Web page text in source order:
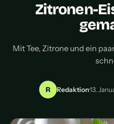
Zitronen-
Mit Tee, Zitrone und ein
R Redaktion·13.